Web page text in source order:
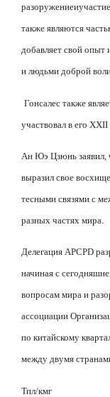
разоружениеиучастие
также являются
добавляет свой
и людьми доброй
Гонсалес также
участвовал в его XXII
Ан Юэ Цзюнь заявил,
выразил свое
тесными связями с
разных частях мира.
Делегация APCPD
начиная с
вопросам мира и
ассоциации
по китайскому
между двумя
Тпл/кмг